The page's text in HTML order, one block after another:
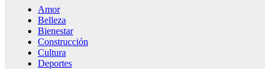
Amor
Belleza
Bienestar
Construcción
Cultura
Deportes